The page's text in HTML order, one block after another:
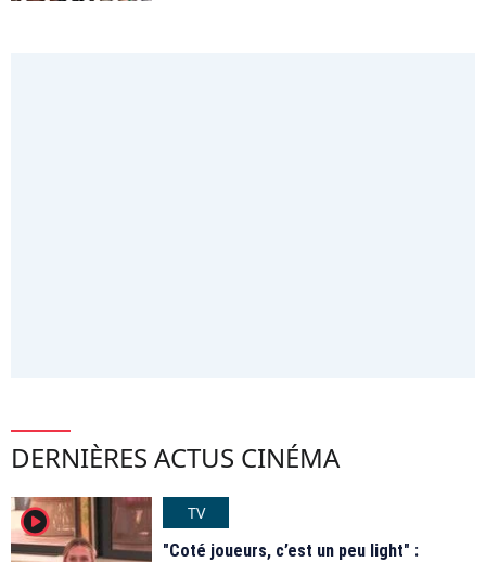
DERNIÈRES ACTUS CINÉMA
player2
TV
"Coté joueurs, c’est un peu light" :